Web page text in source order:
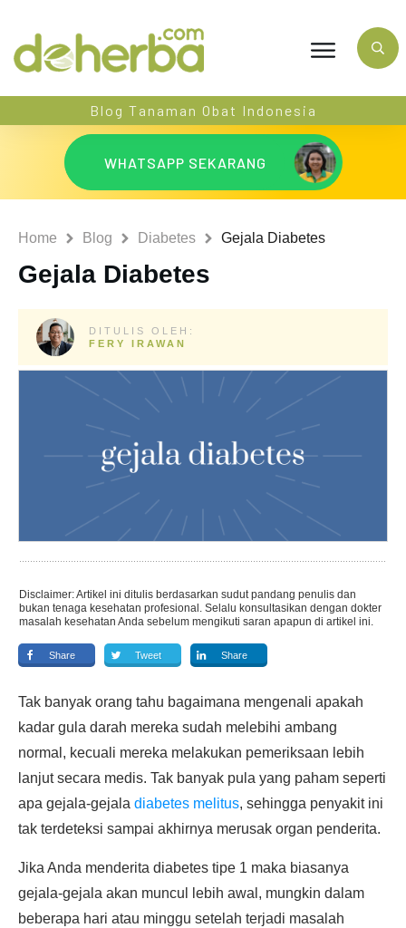
Blog Tanaman Obat Indonesia
WHATSAPP SEKARANG
Home Blog Diabetes Gejala Diabetes
Gejala Diabetes
DITULIS OLEH:
FERY IRAWAN
Disclaimer: Artikel ini ditulis berdasarkan sudut pandang penulis dan
bukan tenaga kesehatan profesional. Selalu konsultasikan dengan dokter
masalah kesehatan Anda sebelum mengikuti saran apapun di artikel ini.
Share Tweet Share
Tak banyak orang tahu bagaimana mengenali apakah
kadar gula darah mereka sudah melebihi ambang
normal, kecuali mereka melakukan pemeriksaan lebih
lanjut secara medis. Tak banyak pula yang paham seperti
apa gejala-gejala diabetes melitus, sehingga penyakit ini
tak terdeteksi sampai akhirnya merusak organ penderita.
Jika Anda menderita diabetes tipe 1 maka biasanya
gejala-gejala akan muncul lebih awal, mungkin dalam
beberapa hari atau minggu setelah terjadi masalah